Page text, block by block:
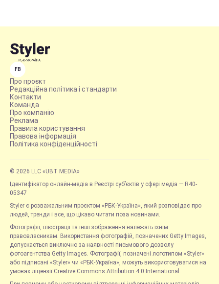
FB
Про проєкт
Редакційна політика і стандарти
Контакти
Команда
Про компанію
Реклама
Правила користування
Правова інформація
Політика конфіденційності
© 2026 LLC «UBT MEDIA»
Ідентифікатор онлайн-медіа в Реєстрі суб’єктів у сфері медіа — R40-
05347
Styler є розважальним проєктом «РБК-Україна», який розповідає про
людей, тренди і все, що цікаво читати поза новинами.
Фотографії, ілюстрації та інші зображення належать їхнім
правовласникам. Використання фотографій, позначених Getty Images,
допускається виключно за наявності письмового дозволу
фотоагентства Getty Images. Фотографії, позначені логотипом «Styler»
або підписані «Styler» чи «РБК-Україна», можуть використовуватися на
умовах ліцензії Creative Commons Attribution 4.0 International.